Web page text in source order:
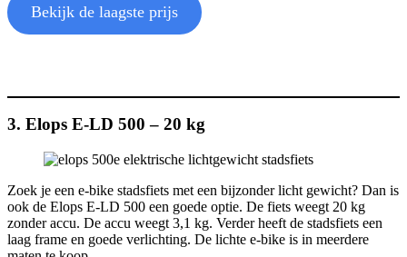
Bekijk de laagste prijs
3. Elops E-LD 500 – 20 kg
Zoek je een e-bike stadsfiets met een bijzonder licht gewicht? Dan is
ook de Elops E-LD 500 een goede optie. De fiets weegt 20 kg
zonder accu. De accu weegt 3,1 kg. Verder heeft de stadsfiets een
laag frame en goede verlichting. De lichte e-bike is in meerdere